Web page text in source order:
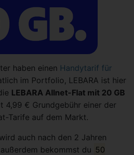
haben einen Handytarif für
im Portfolio, LEBARA ist hier
LEBARA Allnet-Flat mit 20 GB
4,99 € Grundgebühr einer der
Tarife auf dem Markt.
auch nach den 2 Jahren
bekommst du 50